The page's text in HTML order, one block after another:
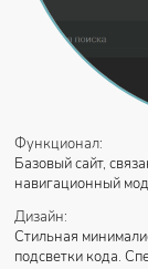
Функционал:
Базовый сайт,
навигационный
Дизайн:
Стильная
подсветки кода.